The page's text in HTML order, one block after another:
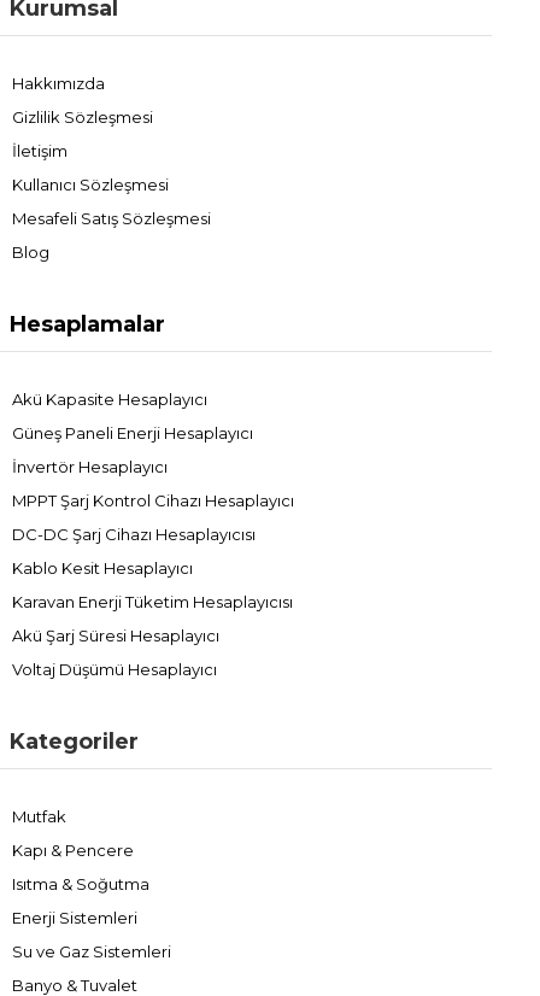
Kurumsal
Hakkımızda
Gizlilik Sözleşmesi
İletişim
Kullanıcı Sözleşmesi
Mesafeli Satış Sözleşmesi
Blog
Hesaplamalar
Akü Kapasite Hesaplayıcı
Güneş Paneli Enerji Hesaplayıcı
İnvertör Hesaplayıcı
MPPT Şarj Kontrol Cihazı Hesaplayıcı
DC-DC Şarj Cihazı Hesaplayıcısı
Kablo Kesit Hesaplayıcı
Karavan Enerji Tüketim Hesaplayıcısı
Akü Şarj Süresi Hesaplayıcı
Voltaj Düşümü Hesaplayıcı
Kategoriler
Mutfak
Kapı & Pencere
Isıtma & Soğutma
Enerji Sistemleri
Su ve Gaz Sistemleri
Banyo & Tuvalet